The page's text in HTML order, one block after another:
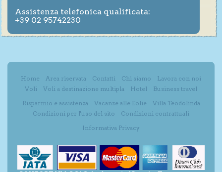
Assistenza telefonica qualificata:
+39 02 95742230
Home Area riservata Contatti Chi siamo
Lavora con noi
Voli
Voli a destinazione multipla Hotel
Business travel
Risparmio e assistenza
Vacanze alle Eolie
Villa Teodolinda
Condizioni per l'uso del sito
Condizioni contrattuali
Informativa Privacy